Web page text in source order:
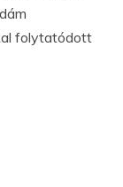
folytatódott